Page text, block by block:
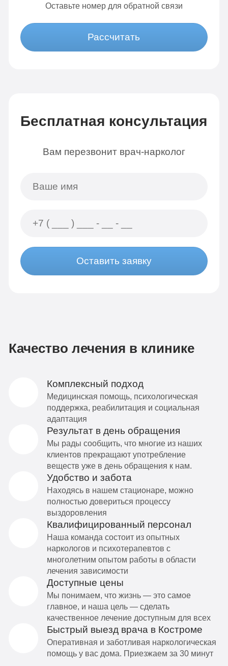
Оставьте номер для обратной связи
Рассчитать
Бесплатная консультация
Вам перезвонит врач-нарколог
Оставить заявку
Качество лечения в клинике
Комплексный подход
Медицинская помощь, психологическая
поддержка, реабилитация и социальная
адаптация
Результат в день обращения
Мы рады сообщить, что многие из наших
клиентов прекращают употребление
веществ уже в день обращения к нам.
Удобство и забота
Находясь в нашем стационаре, можно
полностью довериться процессу
выздоровления
Квалифицированный персонал
Наша команда состоит из опытных
наркологов и психотерапевтов с
многолетним опытом работы в области
лечения зависимости
Доступные цены
Мы понимаем, что жизнь — это самое
главное, и наша цель — сделать
качественное лечение доступным для всех
Быстрый выезд врача в Костроме
Оперативная и заботливая наркологическая
помощь у вас дома. Приезжаем за 30 минут